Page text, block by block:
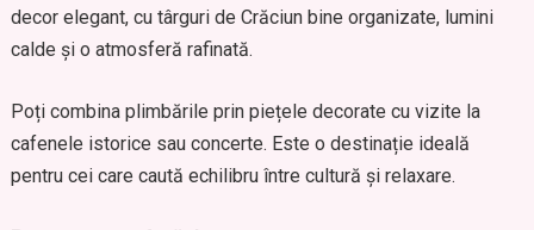
decor elegant, cu târguri de Crăciun bine organizate, lumini
calde și o atmosferă rafinată.
Poți combina plimbările prin piețele decorate cu vizite la
cafenele istorice sau concerte. Este o destinație ideală
pentru cei care caută echilibru între cultură și relaxare.